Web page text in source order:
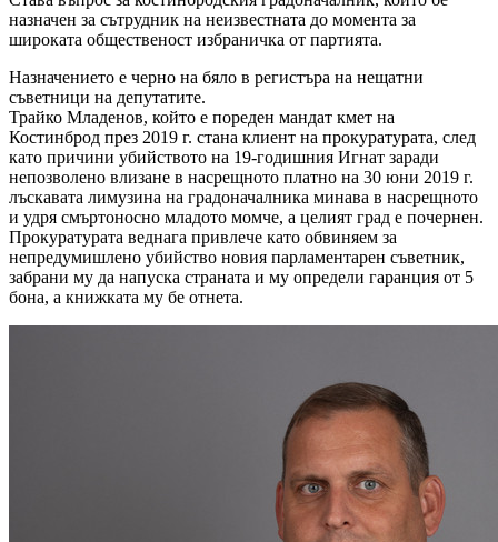
назначен за сътрудник на неизвестната до момента за
широката общественост избраничка от партията.
Назначението е черно на бяло в регистъра на нещатни
съветници на депутатите.
Трайко Младенов, който е пореден мандат кмет на
Костинброд през 2019 г. стана клиент на прокуратурата, след
като причини убийството на 19-годишния Игнат заради
непозволено влизане в насрещното платно на 30 юни 2019 г.
лъскавата лимузина на градоначалника минава в насрещното
и удря смъртоносно младото момче, а целият град е почернен.
Прокуратурата веднага привлече като обвиняем за
непредумишлено убийство новия парламентарен съветник,
забрани му да напуска страната и му определи гаранция от 5
бона, а книжката му бе отнета.